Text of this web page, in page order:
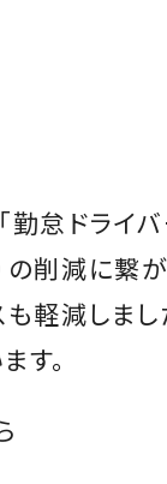
勤怠ドライ
の削減に繋
軽減しまし
す。